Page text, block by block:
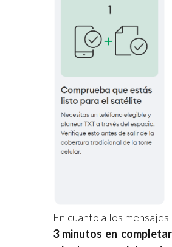
En cuanto a los
3 minutos en